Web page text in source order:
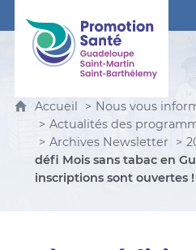
Promotion Santé
Accueil Nous vous
Actualités des
Archives Newsletter
défi Mois sans tabac en
inscriptions sont ouvertes !